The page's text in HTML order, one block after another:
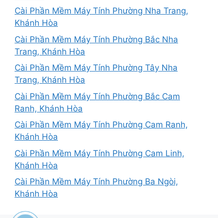
Cài Phần Mềm Máy Tính Phường Nha Trang,
Khánh Hòa
Cài Phần Mềm Máy Tính Phường Bắc Nha
Trang, Khánh Hòa
Cài Phần Mềm Máy Tính Phường Tây Nha
Trang, Khánh Hòa
Cài Phần Mềm Máy Tính Phường Bắc Cam
Ranh, Khánh Hòa
Cài Phần Mềm Máy Tính Phường Cam Ranh,
Khánh Hòa
Cài Phần Mềm Máy Tính Phường Cam Linh,
Khánh Hòa
Cài Phần Mềm Máy Tính Phường Ba Ngòi,
Khánh Hòa